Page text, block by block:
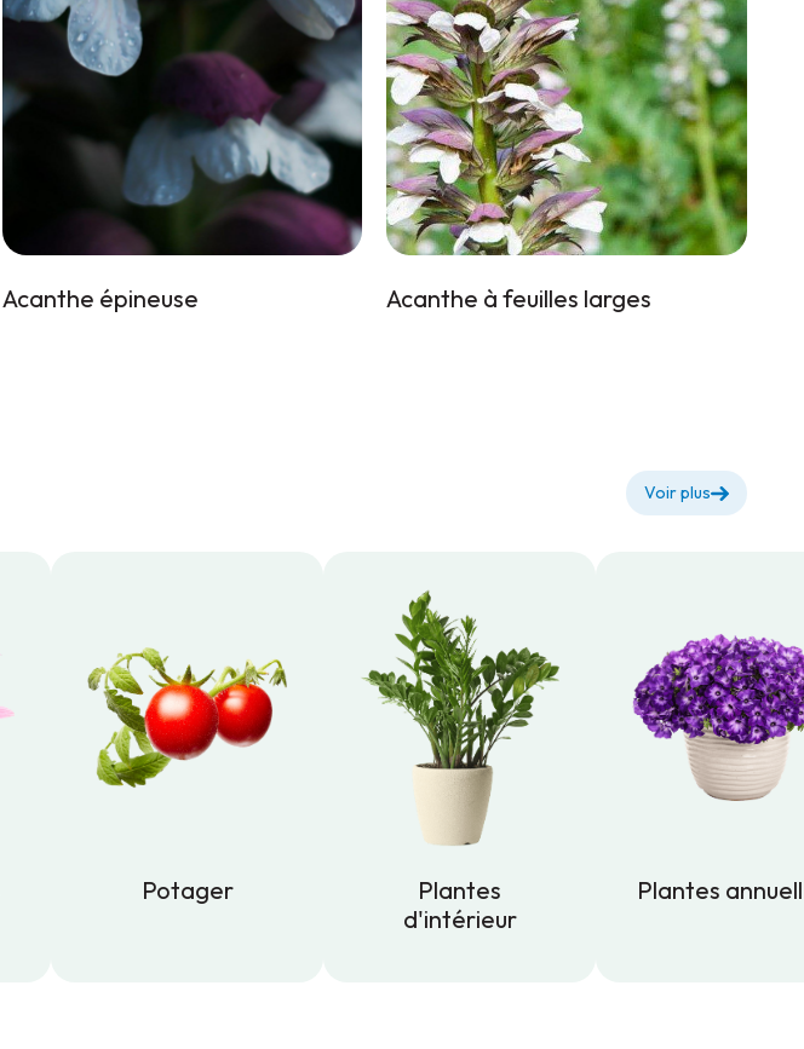
Acanthe épineuse Acanthe à feuilles larges
Voir plus
Potager
Plantes
d'intérieur
Plantes